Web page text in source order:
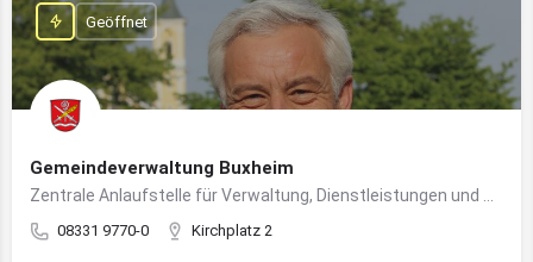
Gemeindeverwaltung Buxheim
08331 9770-0 Kirchplatz 2
Geöffnet